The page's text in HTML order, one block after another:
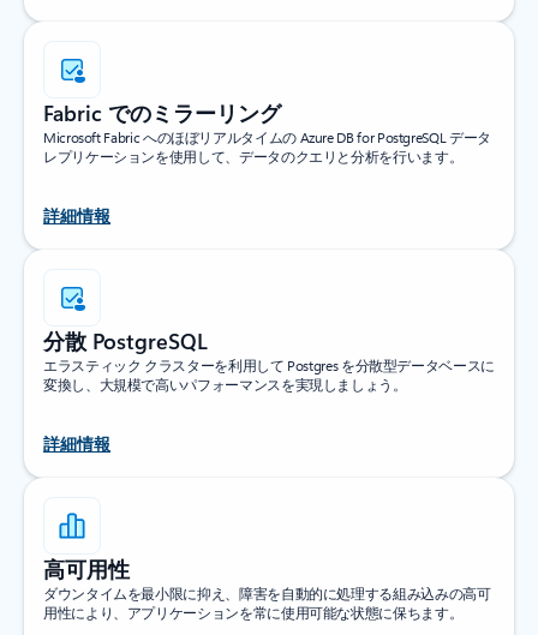
Fabric でのミラーリング
Microsoft Fabric へのほぼリアルタイムの Azure DB for PostgreSQL データ
レプリケーションを使用して、データのクエリと分析を行います。
詳細情報
分散 PostgreSQL
エラスティック クラスターを利用して Postgres を分散型データベースに
変換し、大規模で高いパフォーマンスを実現しましょう。
詳細情報
高可用性
ダウンタイムを最小限に抑え、障害を自動的に処理する組み込みの高可
用性により、アプリケーションを常に使用可能な状態に保ちます。